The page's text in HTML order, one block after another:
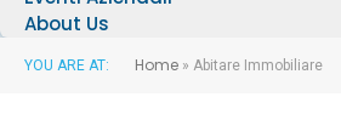
About Us
YOU ARE AT: Home » Abitare Immobiliare